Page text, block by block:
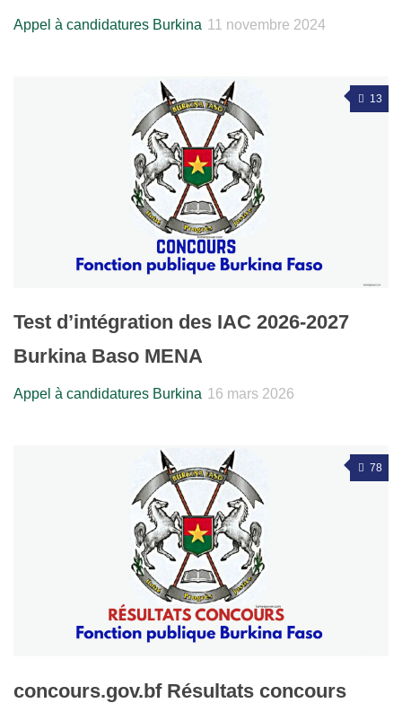
Appel à candidatures Burkina 11 novembre 2024
13
Test d’intégration des IAC 2026-2027
Burkina Baso MENA
Appel à candidatures Burkina 16 mars 2026
78
concours.gov.bf Résultats concours